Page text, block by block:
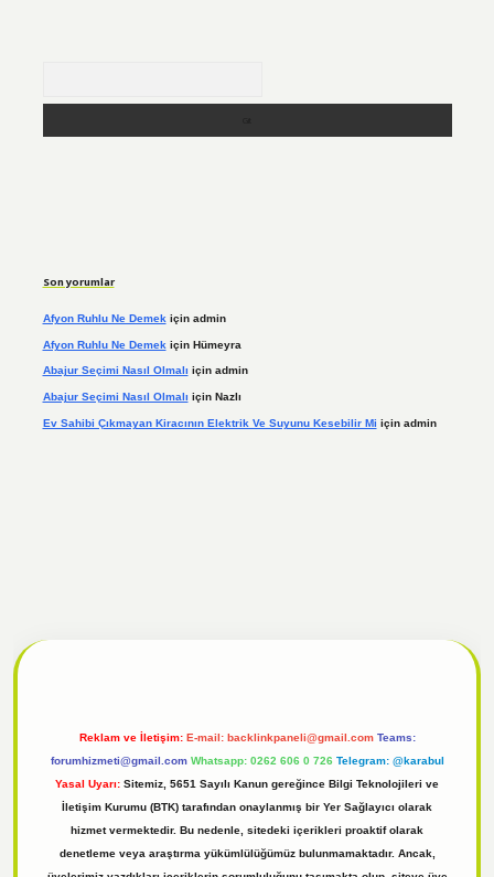
Son yorumlar
Afyon Ruhlu Ne Demek için admin
Afyon Ruhlu Ne Demek için Hümeyra
Abajur Seçimi Nasıl Olmalı için admin
Abajur Seçimi Nasıl Olmalı için Nazlı
Ev Sahibi Çıkmayan Kiracının Elektrik Ve Suyunu Kesebilir Mi için admin
Reklam ve İletişim: E-mail: backlinkpaneli@gmail.com Teams:
forumhizmeti@gmail.com Whatsapp: 0262 606 0 726 Telegram: @karabul
Yasal Uyarı: Sitemiz, 5651 Sayılı Kanun gereğince Bilgi Teknolojileri ve
İletişim Kurumu (BTK) tarafından onaylanmış bir Yer Sağlayıcı olarak
hizmet vermektedir. Bu nedenle, sitedeki içerikleri proaktif olarak
denetleme veya araştırma yükümlülüğümüz bulunmamaktadır. Ancak,